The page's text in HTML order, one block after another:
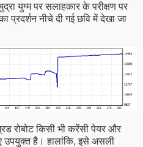
युग्म पर सलाहकार के परीक्षण पर
प्रदर्शन नीचे दी गई छवि में देखा जा
रोबोट किसी भी करेंसी पेयर और
उपयुक्त है। हालांकि, इसे असली